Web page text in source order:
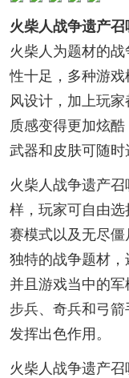
火柴人战争遗产
火柴人为题材的
性十足，多种游
风设计，加上玩
质感变得更加炫
武器和皮肤可随时
火柴人战争遗产
样，玩家可自由
赛模式以及无尽
独特的战争题材，
并且游戏当中的
步兵、奇兵和弓
发挥出色作用。
火柴人战争遗产